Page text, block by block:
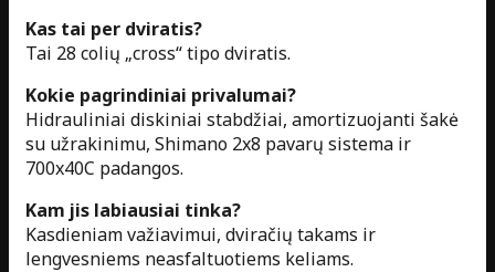
Kas tai per dviratis?
Tai 28 colių „cross“ tipo dviratis.
Kokie pagrindiniai privalumai?
Hidrauliniai diskiniai stabdžiai, amortizuojanti šakė
su užrakinimu, Shimano 2x8 pavarų sistema ir
700x40C padangos.
Kam jis labiausiai tinka?
Kasdieniam važiavimui, dviračių takams ir
lengvesniems neasfaltuotiems keliams.